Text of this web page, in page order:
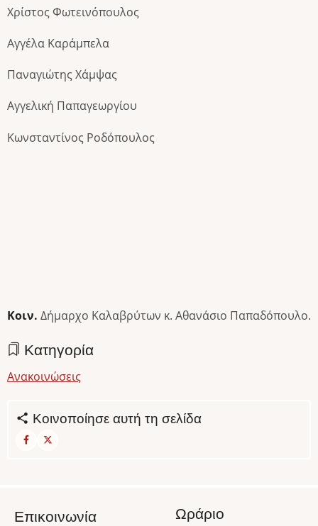
Χρίστος Φωτεινόπουλος
Αγγέλα Καράμπελα
Παναγιώτης Χάμψας
Αγγελική Παπαγεωργίου
Κωνσταντίνος Ροδόπουλος
Κοιν. Δήμαρχο Καλαβρύτων κ. Αθανάσιο Παπαδόπουλο.
Κατηγορία
Ανακοινώσεις
Κοινοποίησε αυτή τη σελίδα
Επικοινωνία
Ωράριο